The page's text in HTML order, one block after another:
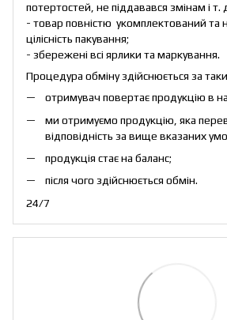
потертостей, не піддавався змінам і т.
- товар повністю укомплектований
цілісність пакування;
- збережені всі ярлики та маркування.
Процедура обміну здійснюється за
отримувач повертає продукцію в
ми отримуємо продукцію, яка
відповідність за вище вказаних
продукція стає на баланс;
після чого здійснюється обмін.
24/7